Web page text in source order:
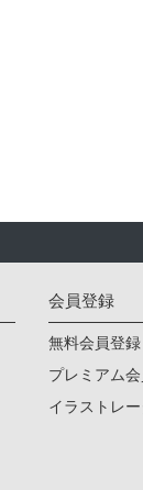
会員登録
無料会員登録
プレミアム
イラストレ